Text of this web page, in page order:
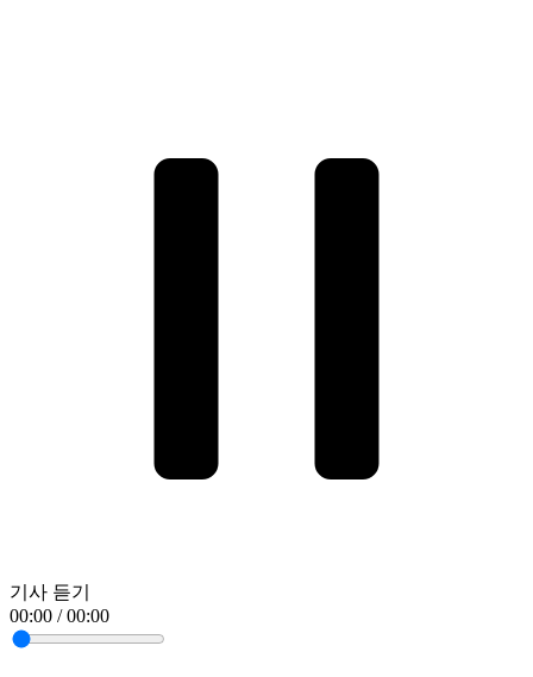
기사 듣기
00:00 / 00:00